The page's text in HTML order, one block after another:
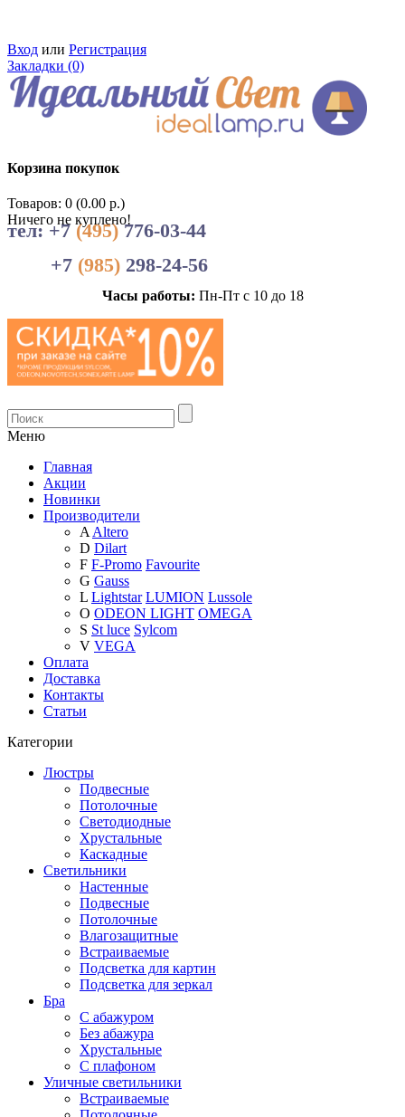
Вход или Регистрация
Закладки (0)
Корзина покупок
Товаров: 0 (0.00 р.)
Ничего не куплено!
тел: +7(495)776-03-44
+7 (985) 298-24-56
Часы работы: Пн-Пт с 10 до 18
Меню
Главная
Акции
Новинки
Производители
AAltero
D Dilart
F F-Promo Favourite
G Gauss
L Lightstar LUMION Lussole
O ODEON LIGHT OMEGA
S St luce Sylcom
V VEGA
Оплата
Доставка
Контакты
Статьи
Категории
Люстры
Подвесные
Потолочные
Светодиодные
Хрустальные
Каскадные
Светильники
Настенные
Подвесные
Потолочные
Влагозащитные
Встраиваемые
Подсветка для картин
Подсветка для зеркал
Бра
С абажуром
Без абажура
Хрустальные
С плафоном
Уличные светильники
Встраиваемые